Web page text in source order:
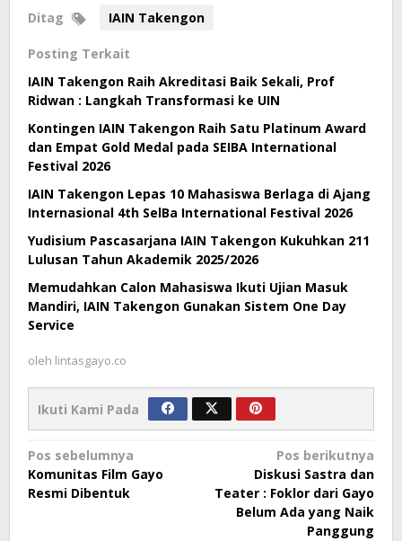
Ditag IAIN Takengon
Posting Terkait
IAIN Takengon Raih Akreditasi Baik Sekali, Prof
Ridwan : Langkah Transformasi ke UIN
Kontingen IAIN Takengon Raih Satu Platinum Award
dan Empat Gold Medal pada SEIBA International
Festival 2026
IAIN Takengon Lepas 10 Mahasiswa Berlaga di Ajang
Internasional 4th SelBa International Festival 2026
Yudisium Pascasarjana IAIN Takengon Kukuhkan 211
Lulusan Tahun Akademik 2025/2026
Memudahkan Calon Mahasiswa Ikuti Ujian Masuk
Mandiri, IAIN Takengon Gunakan Sistem One Day
Service
oleh lintasgayo.co
Ikuti Kami Pada
Navigasi
pos
Pos sebelumnya
Komunitas Film Gayo
Resmi Dibentuk
Pos berikutnya
Diskusi Sastra dan
Teater : Foklor dari Gayo
Belum Ada yang Naik
Panggung